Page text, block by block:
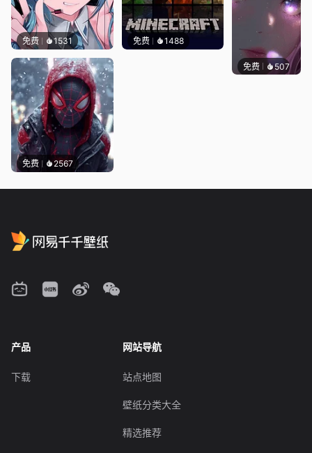
免费 1531 免费 1488
免费 2567
免费 507辰东
产品
下载
网站导航
站点地图
壁纸分类大全
精选推荐